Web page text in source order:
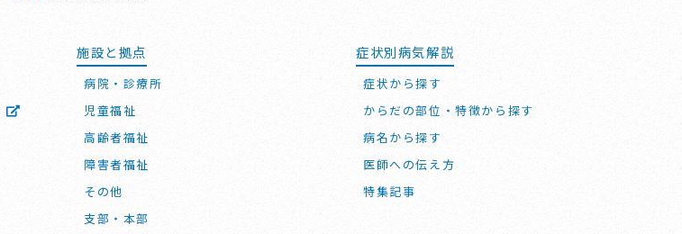
施設と拠点
病院・診療所
児童福祉
高齢者福祉
障害者福祉
その他
支部・本部
症状別病気解説
症状から探す
からだの部位・特徴から探す
病名から探す
医師への伝え方
特集記事